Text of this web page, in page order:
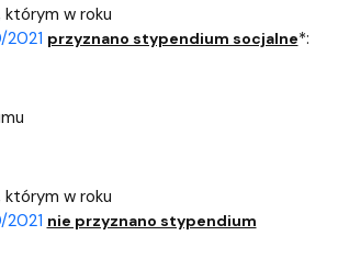
w roku
przyznano stypendium socjalne*:
w roku
nie przyznano stypendium